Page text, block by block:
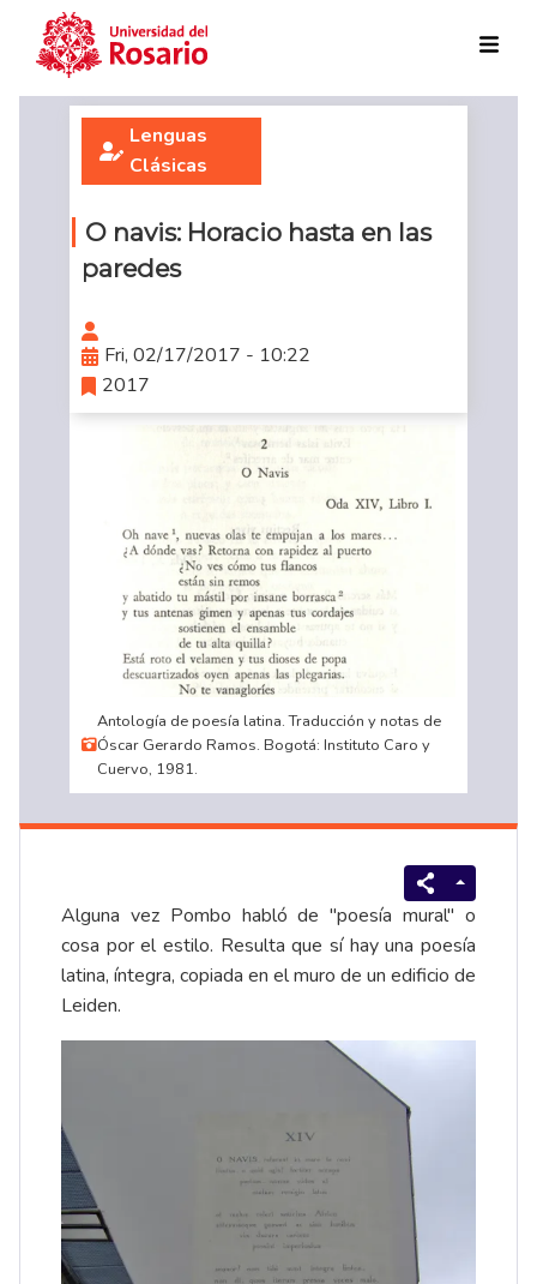
Skip to main content
Lenguas
Clásicas
O navis: Horacio hasta en las
paredes
Fri, 02/17/2017 - 10:22
2017
Antología de poesía latina. Traducción y notas de
Óscar Gerardo Ramos. Bogotá: Instituto Caro y
Cuervo, 1981.
Alguna vez Pombo habló de "poesía mural" o
cosa por el estilo. Resulta que sí hay una poesía
latina, íntegra, copiada en el muro de un edificio de
Leiden.